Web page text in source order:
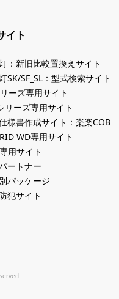
イト
：新旧比較置換えサイト
SK/SF_SL：型式検索サイト
ーズ専用サイト
リーズ専用サイト
様書作成サイト：楽楽COB
WD専用サイト
用サイト
ートナー
パッケージ
犯サイト